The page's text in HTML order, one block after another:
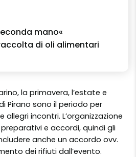
la primavera, l’estate e
Pirano sono il periodo per
incontri. L’organizzazione
e accordi, quindi gli
anche un accordo ovv.
dei rifiuti dall’evento.
mano«
di oli alimentari